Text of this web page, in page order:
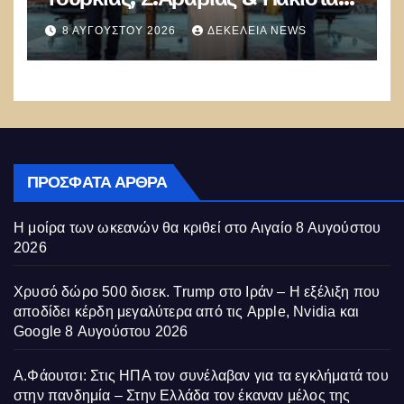
θα πολεμήσουν Ριάντ και
Ισλαμαμπάντ κατά της Ελλάδας!
8 ΑΥΓΟΎΣΤΟΥ 2026 ΔΕΚΈΛΕΙΑ NEWS
ΠΡΌΣΦΑΤΑ ΆΡΘΡΑ
Η μοίρα των ωκεανών θα κριθεί στο Αιγαίο 8 Αυγούστου
2026
Χρυσό δώρο 500 δισεκ. Trump στο Ιράν – Η εξέλιξη που
αποδίδει κέρδη μεγαλύτερα από τις Apple, Nvidia και
Google 8 Αυγούστου 2026
Α.Φάουτσι: Στις ΗΠΑ τον συνέλαβαν για τα εγκλήματά του
στην πανδημία – Στην Ελλάδα τον έκαναν μέλος της